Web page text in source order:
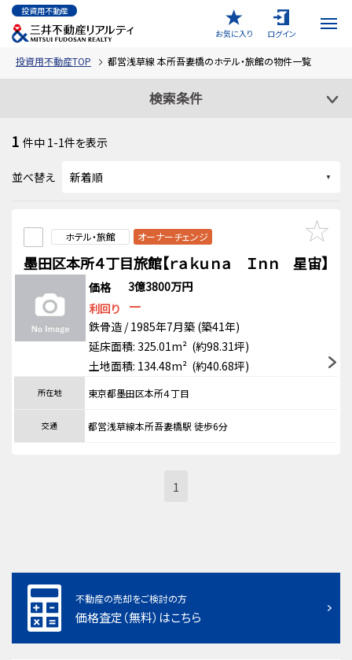
投資用不動産
お気に入り
ログイン
投資用不動産TOP 都営浅草線 本所吾妻橋のホテル・旅館の物件一覧
検索条件
1 件中 1-1件を表示
並べ替え
ホテル・旅館 オーナーチェンジ
墨田区本所４丁目旅館【ｒａｋｕｎａ Ｉｎｎ 星宙】
価格
3億3800万円
利回り
－
鉄骨造 / 1985年7月築 (築41年)
延床面積: 325.01m² (約98.31坪)
土地面積: 134.48m² (約40.68坪)
所在地 東京都墨田区本所４丁目
交通 都営浅草線本所吾妻橋駅 徒歩6分
1
不動産の売却をご検討の方
価格査定（無料）はこちら